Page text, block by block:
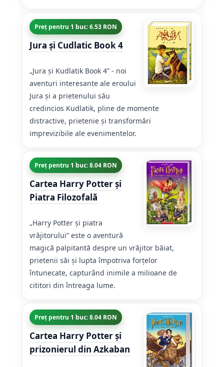
Preț pentru 1 buc: 6.53 RON
Jura și Cudlatic Book 4
„Jura și Kudlatik Book 4” - noi
aventuri interesante ale eroului
Jura și a prietenului său
credincios Kudlatik, pline de momente
distractive, prietenie și transformări
imprevizibile ale evenimentelor.
Preț pentru 1 buc: 8.04 RON
Cartea Harry Potter şi
Piatra Filozofală
„Harry Potter și piatra
vrăjitorului” este o aventură
magică palpitantă despre un vrăjitor băiat,
prietenii săi și lupta împotriva forțelor
întunecate, capturând inimile a milioane de
cititori din întreaga lume.
Preț pentru 1 buc: 8.04 RON
Cartea Harry Potter și
prizonierul din Azkaban